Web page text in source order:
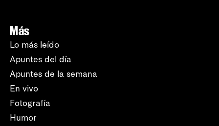
Más
Lo más leído
Apuntes del día
Apuntes de la semana
En vivo
Fotografía
Humor